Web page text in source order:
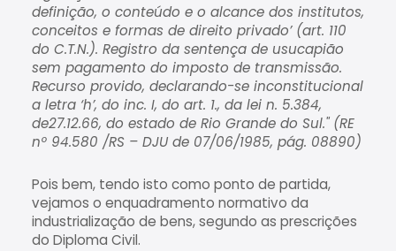
definição, o conteúdo e o alcance dos institutos,
conceitos e formas de direito privado’ (art. 110
do C.T.N.). Registro da sentença de usucapião
sem pagamento do imposto de transmissão.
Recurso provido, declarando-se inconstitucional
a letra ‘h’, do inc. I, do art. 1., da lei n. 5.384,
de27.12.66, do estado de Rio Grande do Sul." (RE
nº 94.580 /RS – DJU de 07/06/1985, pág. 08890)
Pois bem, tendo isto como ponto de partida,
vejamos o enquadramento normativo da
industrialização de bens, segundo as prescrições
do Diploma Civil.